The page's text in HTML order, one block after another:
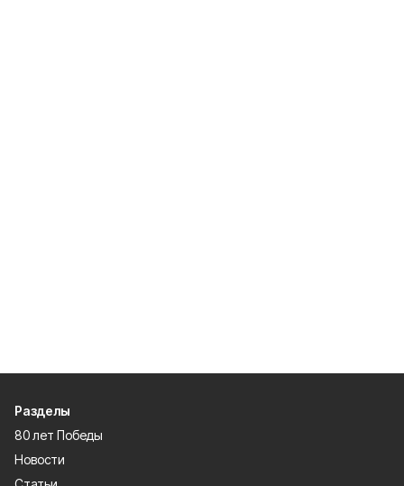
Разделы
80 лет Победы
Новости